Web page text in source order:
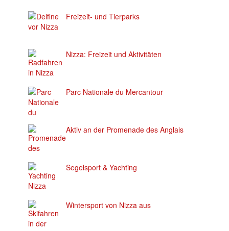
Freizeit- und Tierparks
Nizza: Freizeit und Aktivitäten
Parc Nationale du Mercantour
Aktiv an der Promenade des Anglais
Segelsport & Yachting
Wintersport von Nizza aus